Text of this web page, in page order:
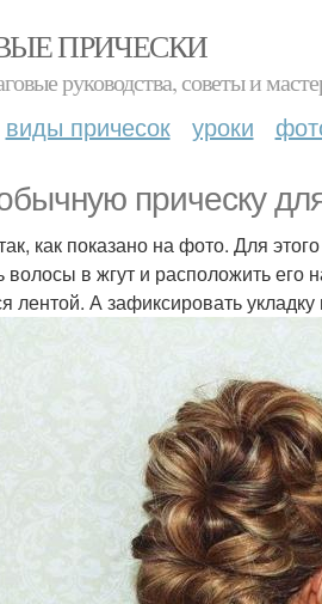
ПРИЧЕСКИ
руководства, советы и
виды причесок уроки
прическу
как показано на фото. Для
волосы в жгут и расположить
лентой. А зафиксировать